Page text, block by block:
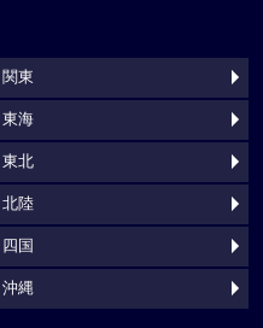
関東
東海
東北
北陸
四国
沖縄